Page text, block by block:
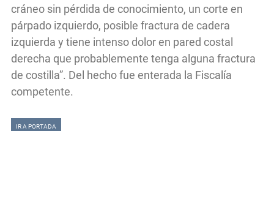
cráneo sin pérdida de conocimiento, un corte en
párpado izquierdo, posible fractura de cadera
izquierda y tiene intenso dolor en pared costal
derecha que probablemente tenga alguna fractura
de costilla”. Del hecho fue enterada la Fiscalía
competente.
IR A PORTADA